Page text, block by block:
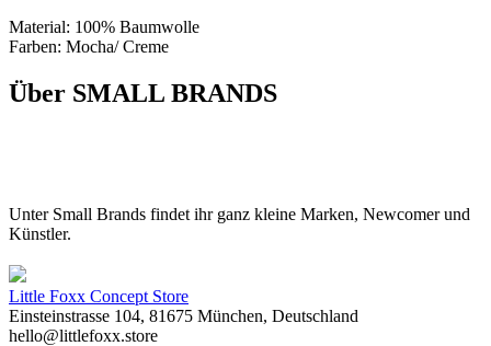
Material: 100% Baumwolle
Farben: Mocha/ Creme
Über SMALL BRANDS
Unter Small Brands findet ihr ganz kleine Marken, Newcomer und
Künstler.
Little Foxx Concept Store
Einsteinstrasse 104, 81675 München, Deutschland
hello@littlefoxx.store